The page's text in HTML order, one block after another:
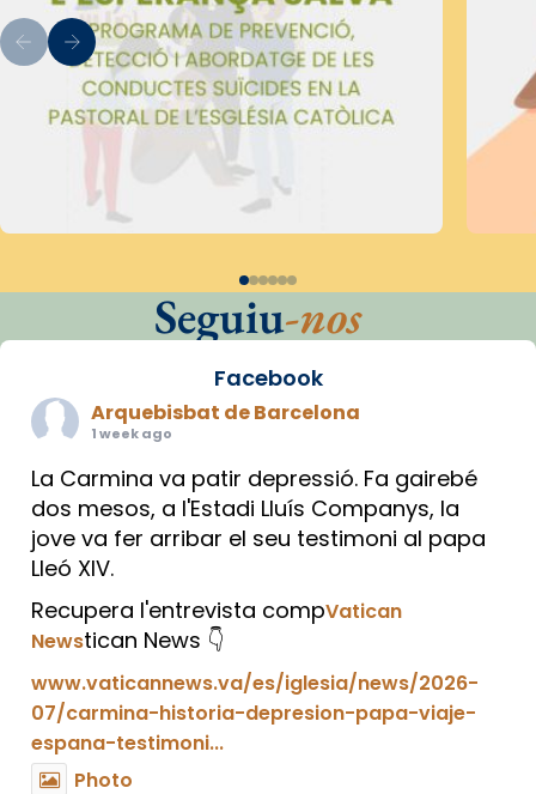
Seguiu-nos
Facebook
Arquebisbat de Barcelona
1 week ago
La Carmina va patir depressió. Fa gairebé
dos mesos, a l'Estadi Lluís Companys, la
jove va fer arribar el seu testimoni al papa
Lleó XIV.
Recupera l'entrevista compVatican
Newstican News 👇
www.vaticannews.va/es/iglesia/news/2026-
07/carmina-historia-depresion-papa-viaje-
espana-testimoni...
Photo